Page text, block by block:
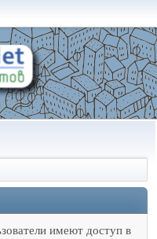
имеют доступ в